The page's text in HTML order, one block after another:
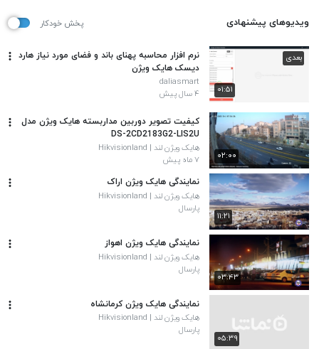
ویدیوهای پیشنهادی پخش خودکار
۰۱:۵۱
بعدی
نرم افزار محاسبه پهنای باند و فضای مورد نیاز هارد
دیسک هایک ویژن
daliasmart
۴ سال پیش
۰۲:۰۰
کیفیت تصویر دوربین مداربسته هایک ویژن مدل
DS-2CD2183G2-LIS2U
هایک ویژن لند | Hikvisionland
۷ ماه پیش
۱۱:۲۱
نمایندگی هایک ویژن اراک
هایک ویژن لند | Hikvisionland
پارسال
۰۳:۴۳
نمایندگی هایک ویژن اهواز
هایک ویژن لند | Hikvisionland
پارسال
۰۵:۳۹
نمایندگی هایک ویژن کرمانشاه
هایک ویژن لند | Hikvisionland
پارسال